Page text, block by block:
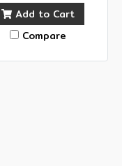
Add to Cart
Compare